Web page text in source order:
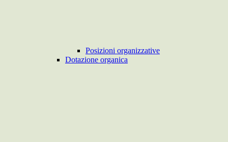
Posizioni organizzative
Dotazione organica